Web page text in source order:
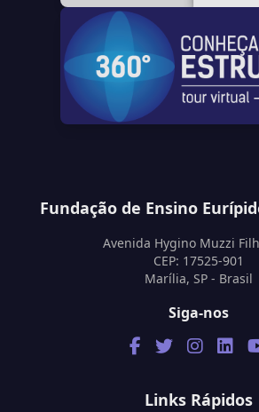
Fundação de Ensino
Avenida Hygino Muzzi
CEP: 17525-901
Marília, SP - Brasil
Siga-nos
Links Rápidos